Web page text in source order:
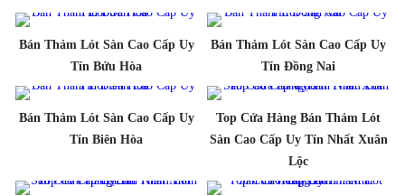
Bán Thảm Lót Sàn Cao Cấp Uy
Tín Bửu Hòa
Bán Thảm Lót Sàn Cao Cấp Uy
Tín Đồng Nai
Bán Thảm Lót Sàn Cao Cấp Uy
Tín Biên Hòa
Top Cửa Hàng Bán Thảm Lót
Sàn Cao Cấp Uy Tín Nhất Xuân
Lộc